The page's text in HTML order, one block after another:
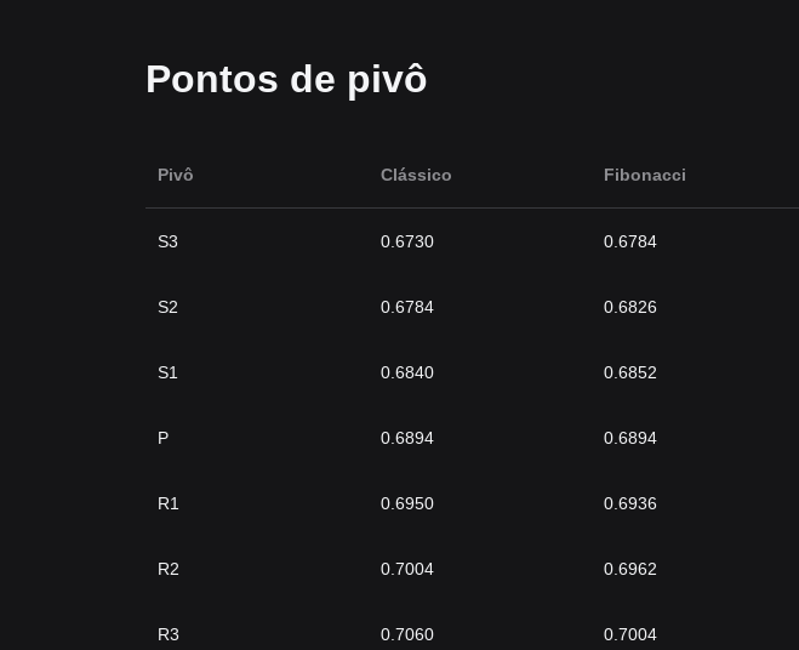
Pontos de pivô
Pivô Clássico Fibonacci
S3 0.6730 0.6784
S2 0.6784 0.6826
S1 0.6840 0.6852
P 0.6894 0.6894
R1 0.6950 0.6936
R2 0.7004 0.6962
R3 0.7060 0.7004